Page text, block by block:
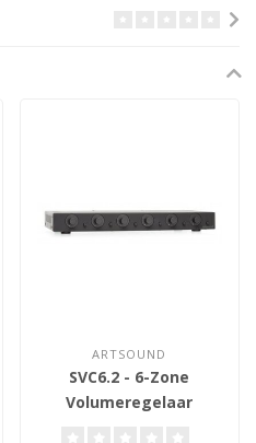
ARTSOUND
SVC6.2 - 6-Zone
Volumeregelaar